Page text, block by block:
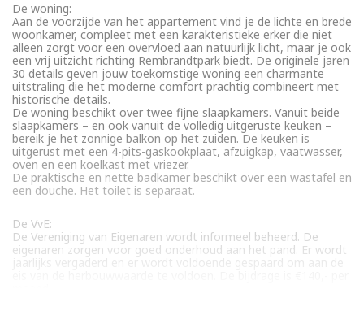
De woning:
Aan de voorzijde van het appartement vind je de lichte en brede
woonkamer, compleet met een karakteristieke erker die niet
alleen zorgt voor een overvloed aan natuurlijk licht, maar je ook
een vrij uitzicht richting Rembrandtpark biedt. De originele jaren
30 details geven jouw toekomstige woning een charmante
uitstraling die het moderne comfort prachtig combineert met
historische details.
De woning beschikt over twee fijne slaapkamers. Vanuit beide
slaapkamers – en ook vanuit de volledig uitgeruste keuken –
bereik je het zonnige balkon op het zuiden. De keuken is
uitgerust met een 4-pits-gaskookplaat, afzuigkap, vaatwasser,
oven en een koelkast met vriezer.
De praktische en nette badkamer beschikt over een wastafel en
een douche. Het toilet is separaat.
De VvE:
De Vereniging van Eigenaren wordt informeel beheerd. De
eigenaren zorgen voor goed onderhoud aan het pand. Er wordt
jaarlijks vergaderd en er wordt voldoende gespaard om aan de